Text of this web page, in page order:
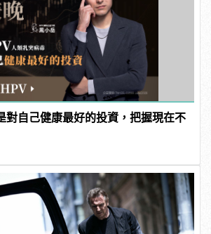
對自己健康最好的投資，把握現在不